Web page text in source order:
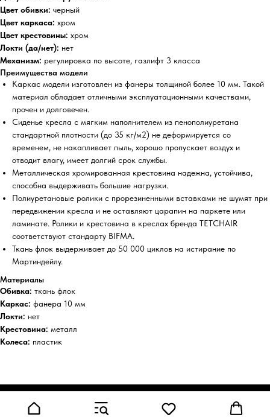
Цвет обивки: черный
Цвет каркаса: хром
Цвет крестовины: хром
Локти (да/нет): нет
Механизм: регулировка по высоте, газлифт 3 класса
Преимущества модели
Каркас модели изготовлен из фанеры толщиной более 10 мм. Такой
материал обладает отличными эксплуатационными качествами,
прочен и долговечен.
Сиденье кресла с мягким наполнителем из пенополиуретана
стандартной плотности (до 35 кг/м2) не деформируется со
временем, не накапливает пыль, хорошо пропускает воздух и
отводит влагу, имеет долгий срок службы.
Металлическая хромированная крестовина надежна, устойчива,
способна выдерживать большие нагрузки.
Полиуретановые ролики с прорезиненными вставками не шумят при
передвижении кресла и не оставляют царапин на паркете или
ламинате. Ролики и крестовина в креслах бренда TETCHAIR
соответствуют стандарту BIFMA.
Ткань флок выдерживает до 50 000 циклов на истирание по
Мартиндейлу.
Материалы
Обивка: ткань флок
Каркас: фанера 10 мм
Локти: нет
Крестовина: металл
Колеса: пластик
Made on Tilda